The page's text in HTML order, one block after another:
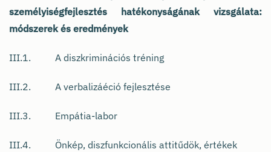
személyiségfejlesztés hatékonyságának vizsgálata:
módszerek és eredmények
III.1. A diszkriminációs tréning
III.2. A verbalizáéció fejlesztése
III.3. Empátia-labor
III.4. Önkép, diszfunkcionális attitűdök, értékek